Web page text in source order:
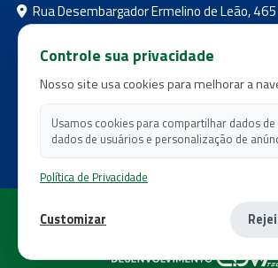
Rua Desembargador Ermelino de Leão,
- Paraná
feebpr@gmail.com
(41) 3224-5573
(41) 3224-5525
Copyright 2026 - Federação dos Empregados
Bancários do Estado do
Controle sua privacidade
Nosso site usa cookies para melhorar a
Usamos cookies para compartilhar dados
dados de usuários e personalização de
Política de Privacidade
Customizar